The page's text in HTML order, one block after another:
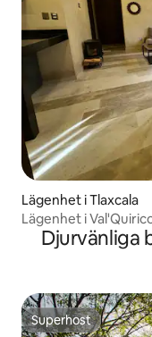
Lägenhet i Tlaxcala
Lägenhet i
Djurvänliga
Superhost
Superhost